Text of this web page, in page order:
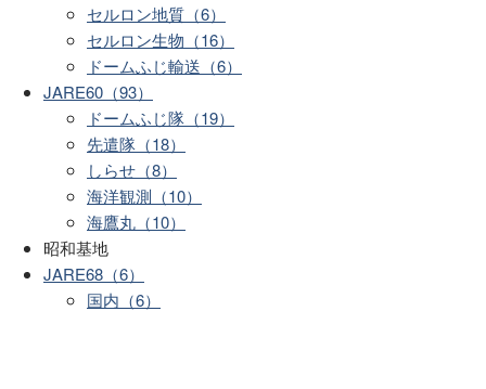
セルロン地質（6）
セルロン生物（16）
ドームふじ輸送（6）
JARE60（93）
ドームふじ隊（19）
先遣隊（18）
しらせ（8）
海洋観測（10）
海鷹丸（10）
昭和基地
JARE68（6）
国内（6）